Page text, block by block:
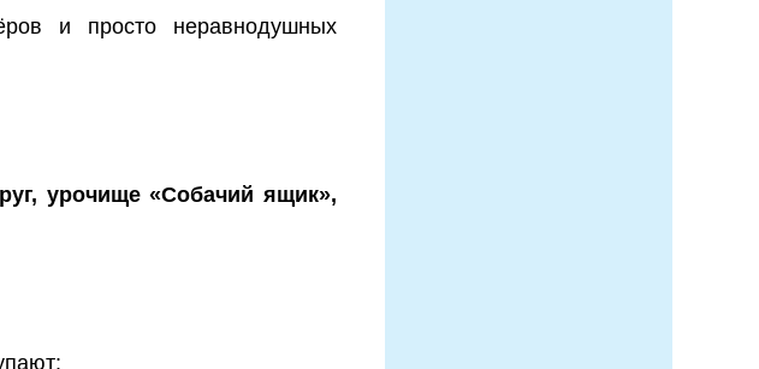
и просто неравнодушных
урочище «Собачий ящик»,